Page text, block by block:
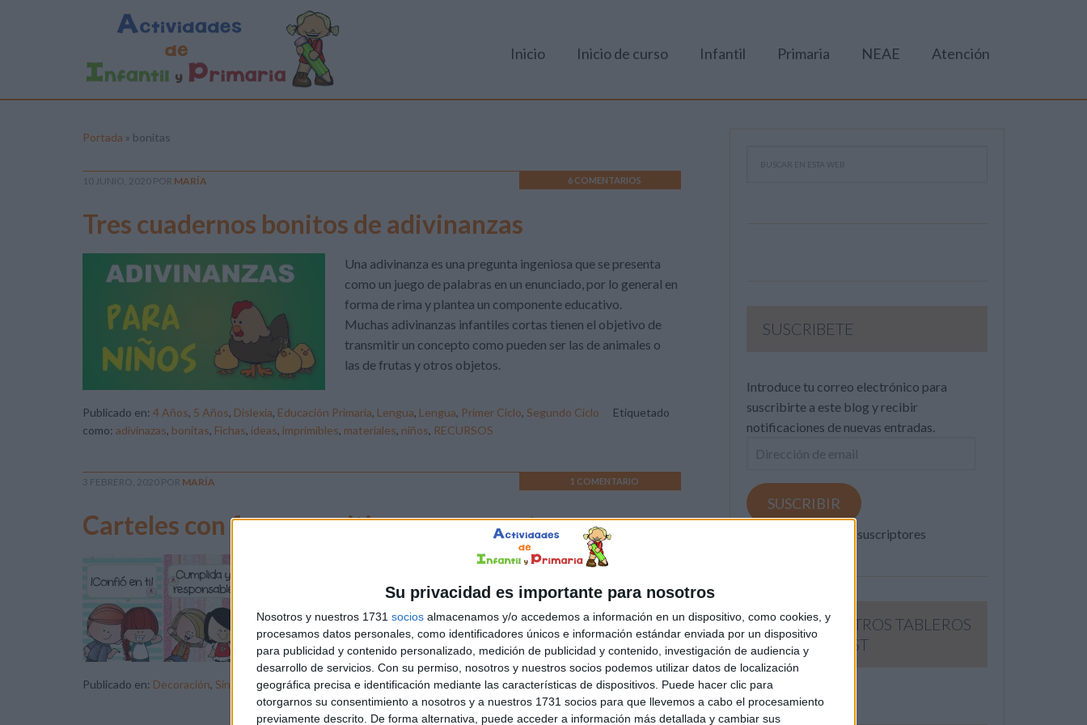
Su privacidad es importante para nosotros
Nosotros y nuestros 1731 socios almacenamos y/o accedemos a información en un dispositivo, como cookies, y
procesamos datos personales, como identificadores únicos e información estándar enviada por un dispositivo
para publicidad y contenido personalizado, medición de publicidad y contenido, investigación de audiencia y
desarrollo de servicios. Con su permiso, nosotros y nuestros socios podemos utilizar datos de localización
geográfica precisa e identificación mediante las características de dispositivos. Puede hacer clic para
otorgarnos su consentimiento a nosotros y a nuestros 1731 socios para que llevemos a cabo el procesamiento
previamente descrito. De forma alternativa, puede acceder a información más detallada y cambiar sus
Inicio Inicio de curso Infantil Primaria NEAE Atención
Portada » bonitas
10 JUNIO, 2020 POR MARÍA 6 COMENTARIOS
Tres cuadernos bonitos de adivinanzas
Una adivinanza es una pregunta ingeniosa que se presenta
como un juego de palabras en un enunciado, por lo general en
forma de rima y plantea un componente educativo.
Muchas adivinanzas infantiles cortas tienen el objetivo de
transmitir un concepto como pueden ser las de animales o
las de frutas y otros objetos.
Publicado en: 4 Años, 5 Años, Dislexia, Educación Primaria, Lengua, Lengua, Primer Ciclo, Segundo Ciclo
Etiquetado
como: adivinazas, bonitas, Fichas, ideas, imprimibles, materiales, niños, RECURSOS
3 FEBRERO, 2020 POR MARÍA 1 COMENTARIO
Carteles con frases positivas para nuestros peques
fuente: materialesgraficosparaprimaria
Publicado en: Decoración, Sin categoría Etiquetado como:ALUMNOS,bonitas ,FRASES,Infantil, MOTIVAR,PEQUES
SUSCRIBETE
Introduce tu correo electrónico para
suscribirte a este blog y recibir
notificaciones de nuevas entradas.
Dirección
email
SUSCRIBIR
Únete a otros 371K suscriptores
SIGUE NUESTROS TABLEROS
EN PINTEREST